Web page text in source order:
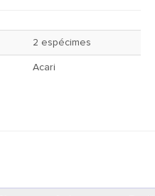
2 espécimes
Acari